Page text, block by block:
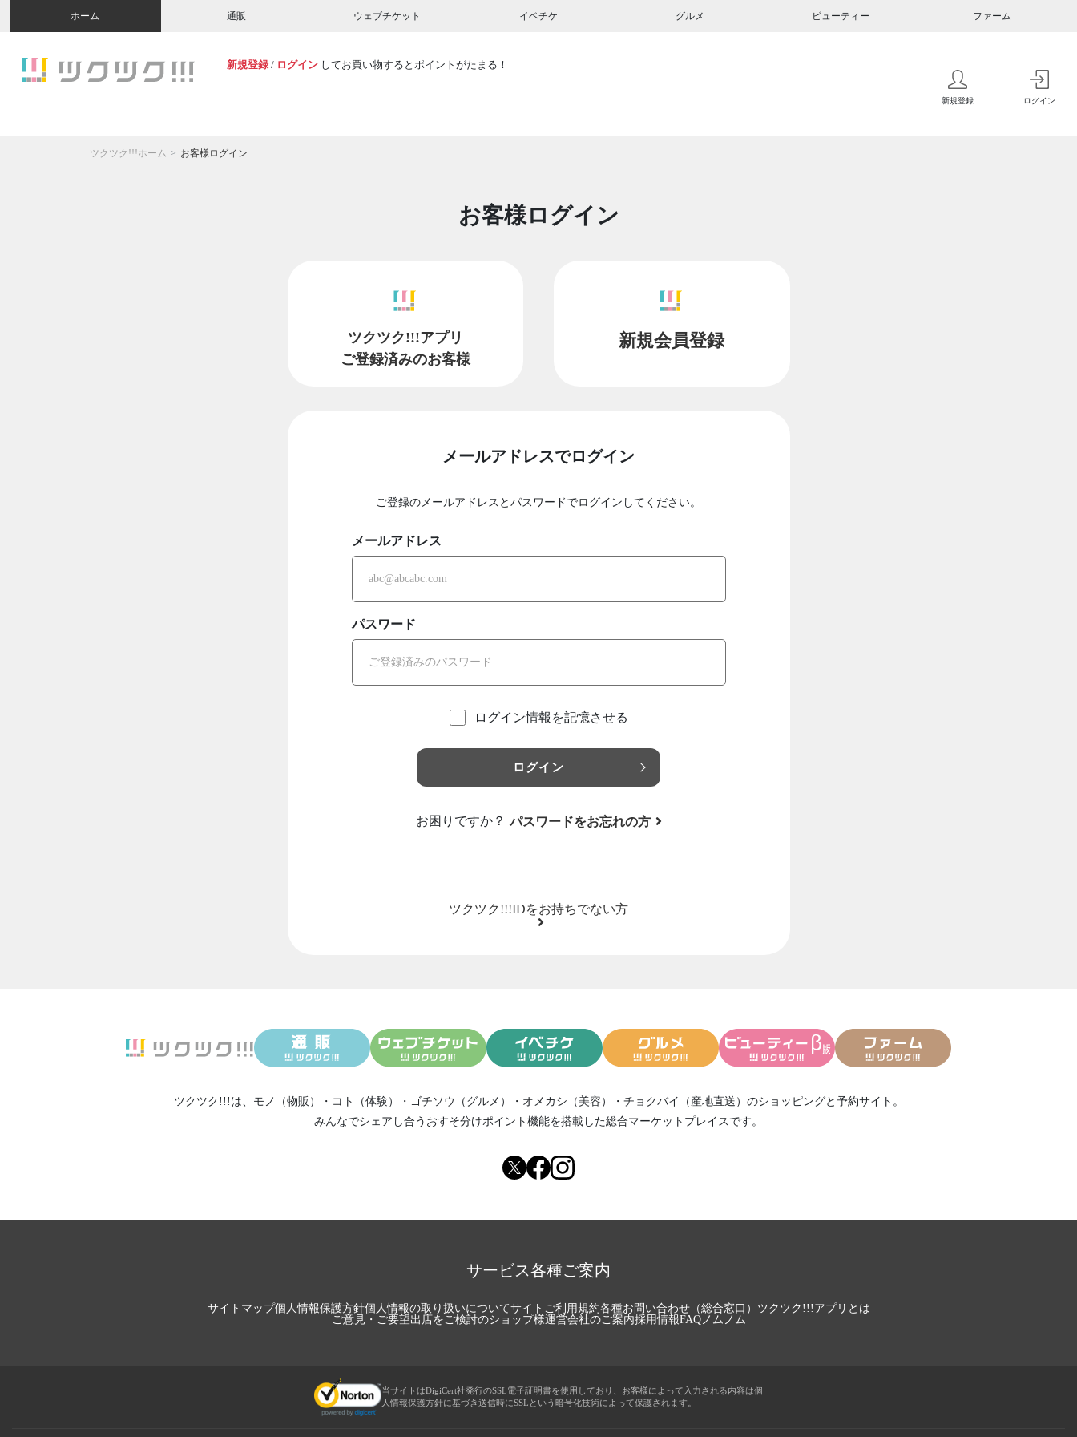
ホーム 通販 ウェブチケット イベチケ グルメ ビューティー ファーム
新規登録 / ログイン してお買い物するとポイントがたまる！
新規登録 ログイン
ツクツク!!!ホーム お客様ログイン
お客様ログイン
ツクツク!!!アプリ
ご登録済みのお客様
新規会員登録
メールアドレスでログイン
ご登録のメールアドレスとパスワードでログインしてください。
メールアドレス
パスワード
ログイン情報を記憶させる
ログイン
お困りですか？ パスワードをお忘れの方
ツクツク!!!IDをお持ちでない方
ツクツク!!!は、 モノ（物販） ・ コト（体験） ・ ゴチソウ（グルメ） ・ オメカシ（美容） ・ チョクバイ（産地直送） のショッピングと予約サイト。
みんなでシェアし合う おすそ分けポイント機能を搭載した総合マーケットプレイスです。
サービス各種ご案内
サイトマップ個人情報保護方針個人情報の取り扱いについてサイトご利用規約各種お問い合わせ（総合窓口） ツクツク!!!アプリとは
ご意見・ご要望出店をご検討のショップ様運営会社のご案内採用情報FAQノムノム
当サイトはDigiCert社発行のSSL電子証明書を使用しており、お客様によって入力される内容は個
人情報保護方針に基づき送信時にSSLという暗号化技術によって保護されます。